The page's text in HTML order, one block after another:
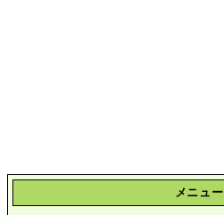
メニュー